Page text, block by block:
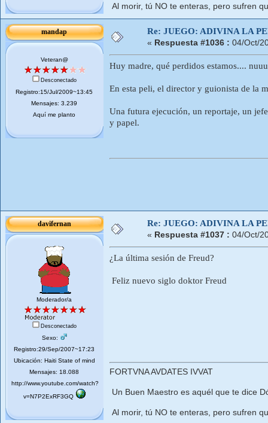
Al morir, tú NO te enteras, pero sufren
mandap
Veteran@
Desconectado
Registro:15/Jul/2009~13:45
Mensajes: 3.239
Aquí me planto
Re: JUEGO: ADIVINA LA
« Respuesta #1036 : 04/Oct/
Huy madre, qué perdidos estamos....
En esta peli, el director y guionista de la
Una futura ejecución, un reportaje, un
y papel.
davifernan
Moderador/a
Desconectado
Sexo:
Registro:29/Sep/2007~17:23
Ubicación: Haiti State of mind
Mensajes: 18.088
http://www.youtube.com/watch?
v=N7P2ExRF3GQ
Re: JUEGO: ADIVINA LA
« Respuesta #1037 : 04/Oct/
¿La última sesión de Freud?
Feliz nuevo siglo doktor Freud
FORTVNA AVDATES IVVAT
Un Buen Maestro es aquél que te dice
Al morir, tú NO te enteras, pero sufren